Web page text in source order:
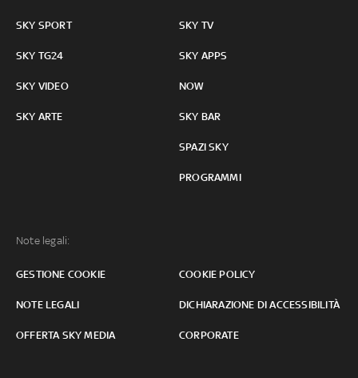
SKY SPORT
SKY TG24
SKY VIDEO
SKY ARTE
SKY TV
SKY APPS
NOW
SKY BAR
SPAZI SKY
PROGRAMMI
Note legali:
GESTIONE COOKIE COOKIE POLICY
NOTE LEGALI DICHIARAZIONE DI ACCESSIBILITÀ
OFFERTA SKY MEDIA CORPORATE